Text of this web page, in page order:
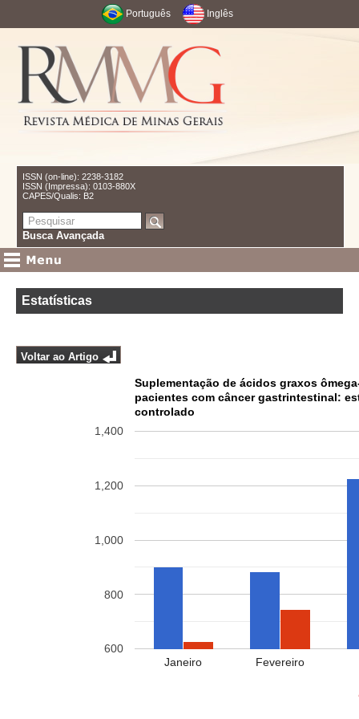
Português Inglês
ISSN (on-line): 2238-3182
ISSN (Impressa): 0103-880X
CAPES/Qualis: B2
Busca Avançada
Estatísticas
Voltar ao Artigo
Suplementação de ácidos graxos
pacientes com câncer gastrintestinal:
controlado
Janeiro Fevereiro
600
800
1,000
1,200
1,400